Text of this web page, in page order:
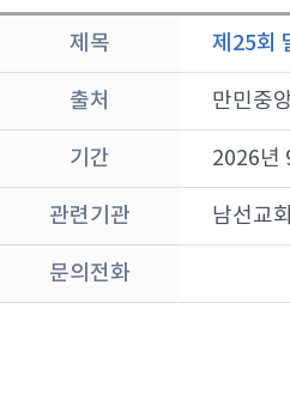
제목 제25회
출처 만민중
기간 2026년
관련기관 남선교
문의전화